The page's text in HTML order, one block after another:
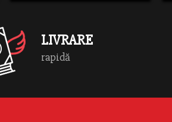
LIVRARE
rapidă